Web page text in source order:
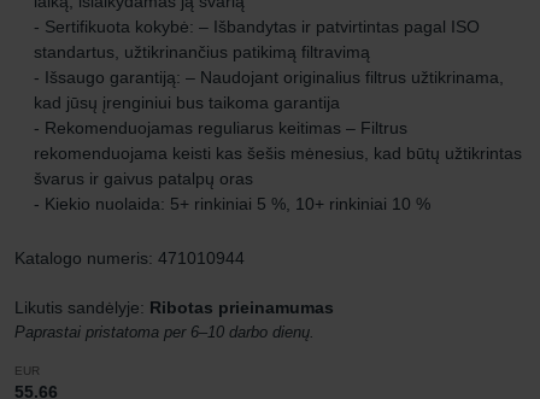
- Sertifikuota kokybė: – Išbandytas ir patvirtintas pagal ISO
standartus, užtikrinančius patikimą filtravimą
- Išsaugo garantiją: – Naudojant originalius filtrus užtikrinama,
kad jūsų įrenginiui bus taikoma garantija
- Rekomenduojamas reguliarus keitimas – Filtrus
rekomenduojama keisti kas šešis mėnesius, kad būtų užtikrintas
švarus ir gaivus patalpų oras
- Kiekio nuolaida: 5+ rinkiniai 5 %, 10+ rinkiniai 10 %
Katalogo numeris: 471010944
Likutis sandėlyje: Ribotas prieinamumas
Paprastai pristatoma per 6–10 darbo dienų.
EUR
55.66